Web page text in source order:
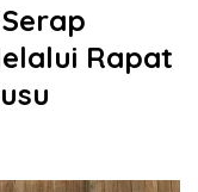
Rapat